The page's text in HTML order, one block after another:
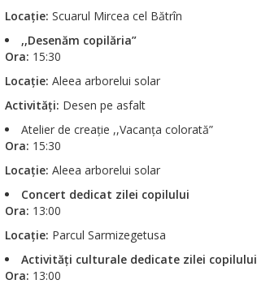
Locație: Scuarul Mircea cel Bătrîn
,,Desenăm copilăria”
Ora: 15:30
Locație: Aleea arborelui solar
Activități: Desen pe asfalt
Atelier de creație ,,Vacanța colorată”
Ora: 15:30
Locație: Aleea arborelui solar
Concert dedicat zilei copilului
Ora: 13:00
Locație: Parcul Sarmizegetusa
Activități culturale dedicate zilei copilului
Ora: 13:00